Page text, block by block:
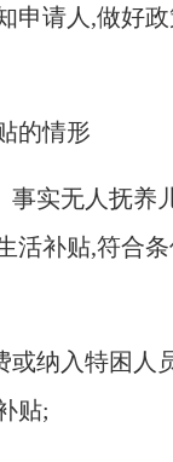
申请人,做好
的情形
事实无人抚养
活补贴,符合
或纳入特困人
贴;